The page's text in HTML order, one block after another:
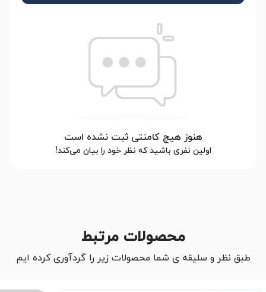
هنوز هیچ کامنتی ثبت نشده است
اولین نفری باشید که نظر خود را بیان می‌کند!
محصولات مرتبط
طبق نظر و سلیقه ی شما محصولات زیر را گردآوری کرده ایم